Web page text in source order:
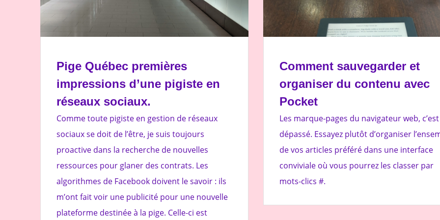
Pige Québec premières
impressions d’une pigiste en
réseaux sociaux.
Comme toute pigiste en gestion de réseaux
sociaux se doit de l’être, je suis toujours
proactive dans la recherche de nouvelles
ressources pour glaner des contrats. Les
algorithmes de Facebook doivent le savoir : ils
m’ont fait voir une publicité pour une nouvelle
plateforme destinée à la pige. Celle-ci est
Comment sauvegarder et
organiser du contenu avec
Pocket
Les marque-pages du navigateur web, c’est
dépassé. Essayez plutôt d’organiser
de vos articles préféré dans une interface
conviviale où vous pourrez les classer par
mots-clics #.